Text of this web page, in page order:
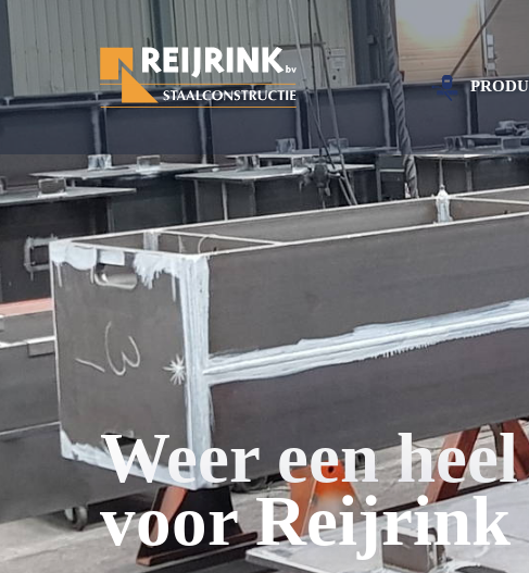
Weer een
voor Reijrink